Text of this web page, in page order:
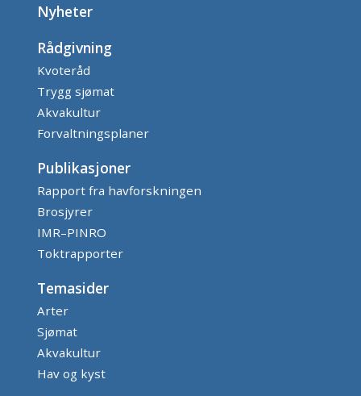
Nyheter
Rådgivning
Kvoteråd
Trygg sjømat
Akvakultur
Forvaltningsplaner
Publikasjoner
Rapport fra havforskningen
Brosjyrer
IMR–PINRO
Toktrapporter
Temasider
Arter
Sjømat
Akvakultur
Hav og kyst